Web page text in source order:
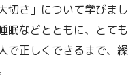
切さ」について学びまし
眠などとともに、とても
で正しくできるまで、繰